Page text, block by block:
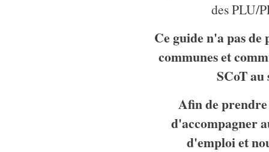
des PLU/
Ce guide n'a pas
communes et
SCoT
Afin de prendre
d'accompagner
d'emploi et